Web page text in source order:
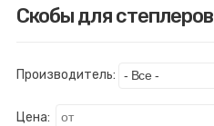
Скобы для степлеров
Производитель:
Цена: